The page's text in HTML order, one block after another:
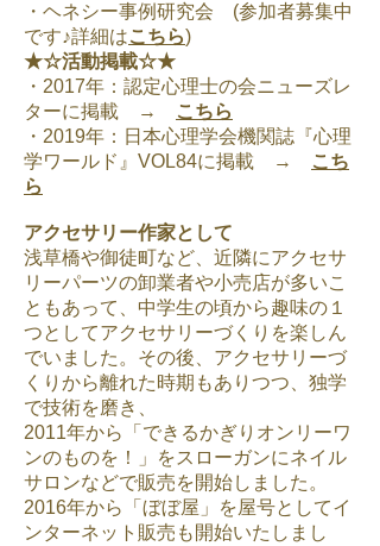
・ヘネシー事例研究会 (参加者募集中
です♪詳細はこちら)
★☆活動掲載☆★
・2017年：認定心理士の会ニューズレ
ターに掲載 →
こちら
・2019年：日本心理学会機関誌『心理
学ワールド』VOL84に掲載 →
こち
ら
アクセサリー作家として
浅草橋や御徒町など、近隣にアクセサ
リーパーツの卸業者や小売店が多いこ
ともあって、中学生の頃から趣味の １
つとしてアクセサリーづくりを楽しん
でいました。その後、アクセサリーづ
くりから離れた時期もありつつ、 独学
で技術を磨き、
2011年から「できるかぎりオンリーワ
ンのものを！」をスローガンにネイル
サロンなどで販売を開始しました。
2016年から「ぼぼ屋」を屋号としてイ
ンターネット販売も開始いたしまし